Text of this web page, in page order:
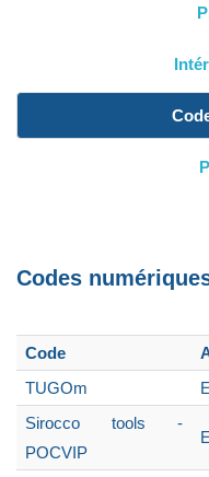
Codes
Code
TUGOm
Sirocco tools -
POCVIP